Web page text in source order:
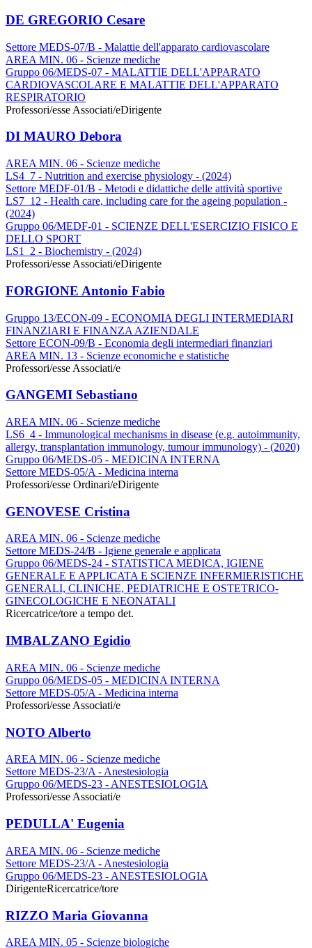
DE GREGORIO Cesare
Settore MEDS-07/B - Malattie dell'apparato cardiovascolare
AREA MIN. 06 - Scienze mediche
Gruppo 06/MEDS-07 - MALATTIE DELL'APPARATO
CARDIOVASCOLARE E MALATTIE DELL'APPARATO
RESPIRATORIO
Professori/esse Associati/eDirigente
DI MAURO Debora
AREA MIN. 06 - Scienze mediche
LS4_7 - Nutrition and exercise physiology - (2024)
Settore MEDF-01/B - Metodi e didattiche delle attività sportive
LS7_12 - Health care, including care for the ageing population -
(2024)
Gruppo 06/MEDF-01 - SCIENZE DELL'ESERCIZIO FISICO E
DELLO SPORT
LS1_2 - Biochemistry - (2024)
Professori/esse Associati/eDirigente
FORGIONE Antonio Fabio
Gruppo 13/ECON-09 - ECONOMIA DEGLI INTERMEDIARI
FINANZIARI E FINANZA AZIENDALE
Settore ECON-09/B - Economia degli intermediari finanziari
AREA MIN. 13 - Scienze economiche e statistiche
Professori/esse Associati/e
GANGEMI Sebastiano
AREA MIN. 06 - Scienze mediche
LS6_4 - Immunological mechanisms in disease (e.g. autoimmunity,
allergy, transplantation immunology, tumour immunology) - (2020)
Gruppo 06/MEDS-05 - MEDICINA INTERNA
Settore MEDS-05/A - Medicina interna
Professori/esse Ordinari/eDirigente
GENOVESE Cristina
AREA MIN. 06 - Scienze mediche
Settore MEDS-24/B - Igiene generale e applicata
Gruppo 06/MEDS-24 - STATISTICA MEDICA, IGIENE
GENERALE E APPLICATA E SCIENZE INFERMIERISTICHE
GENERALI, CLINICHE, PEDIATRICHE E OSTETRICO-
GINECOLOGICHE E NEONATALI
Ricercatrice/tore a tempo det.
IMBALZANO Egidio
AREA MIN. 06 - Scienze mediche
Gruppo 06/MEDS-05 - MEDICINA INTERNA
Settore MEDS-05/A - Medicina interna
Professori/esse Associati/e
NOTO Alberto
AREA MIN. 06 - Scienze mediche
Settore MEDS-23/A - Anestesiologia
Gruppo 06/MEDS-23 - ANESTESIOLOGIA
Professori/esse Associati/e
PEDULLA' Eugenia
AREA MIN. 06 - Scienze mediche
Settore MEDS-23/A - Anestesiologia
Gruppo 06/MEDS-23 - ANESTESIOLOGIA
DirigenteRicercatrice/tore
RIZZO Maria Giovanna
AREA MIN. 05 - Scienze biologiche